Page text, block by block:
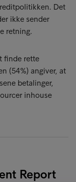
Det
ikke sender
retning.
finde rette
(54%) angiver, at
betalinger,
inhouse
Report